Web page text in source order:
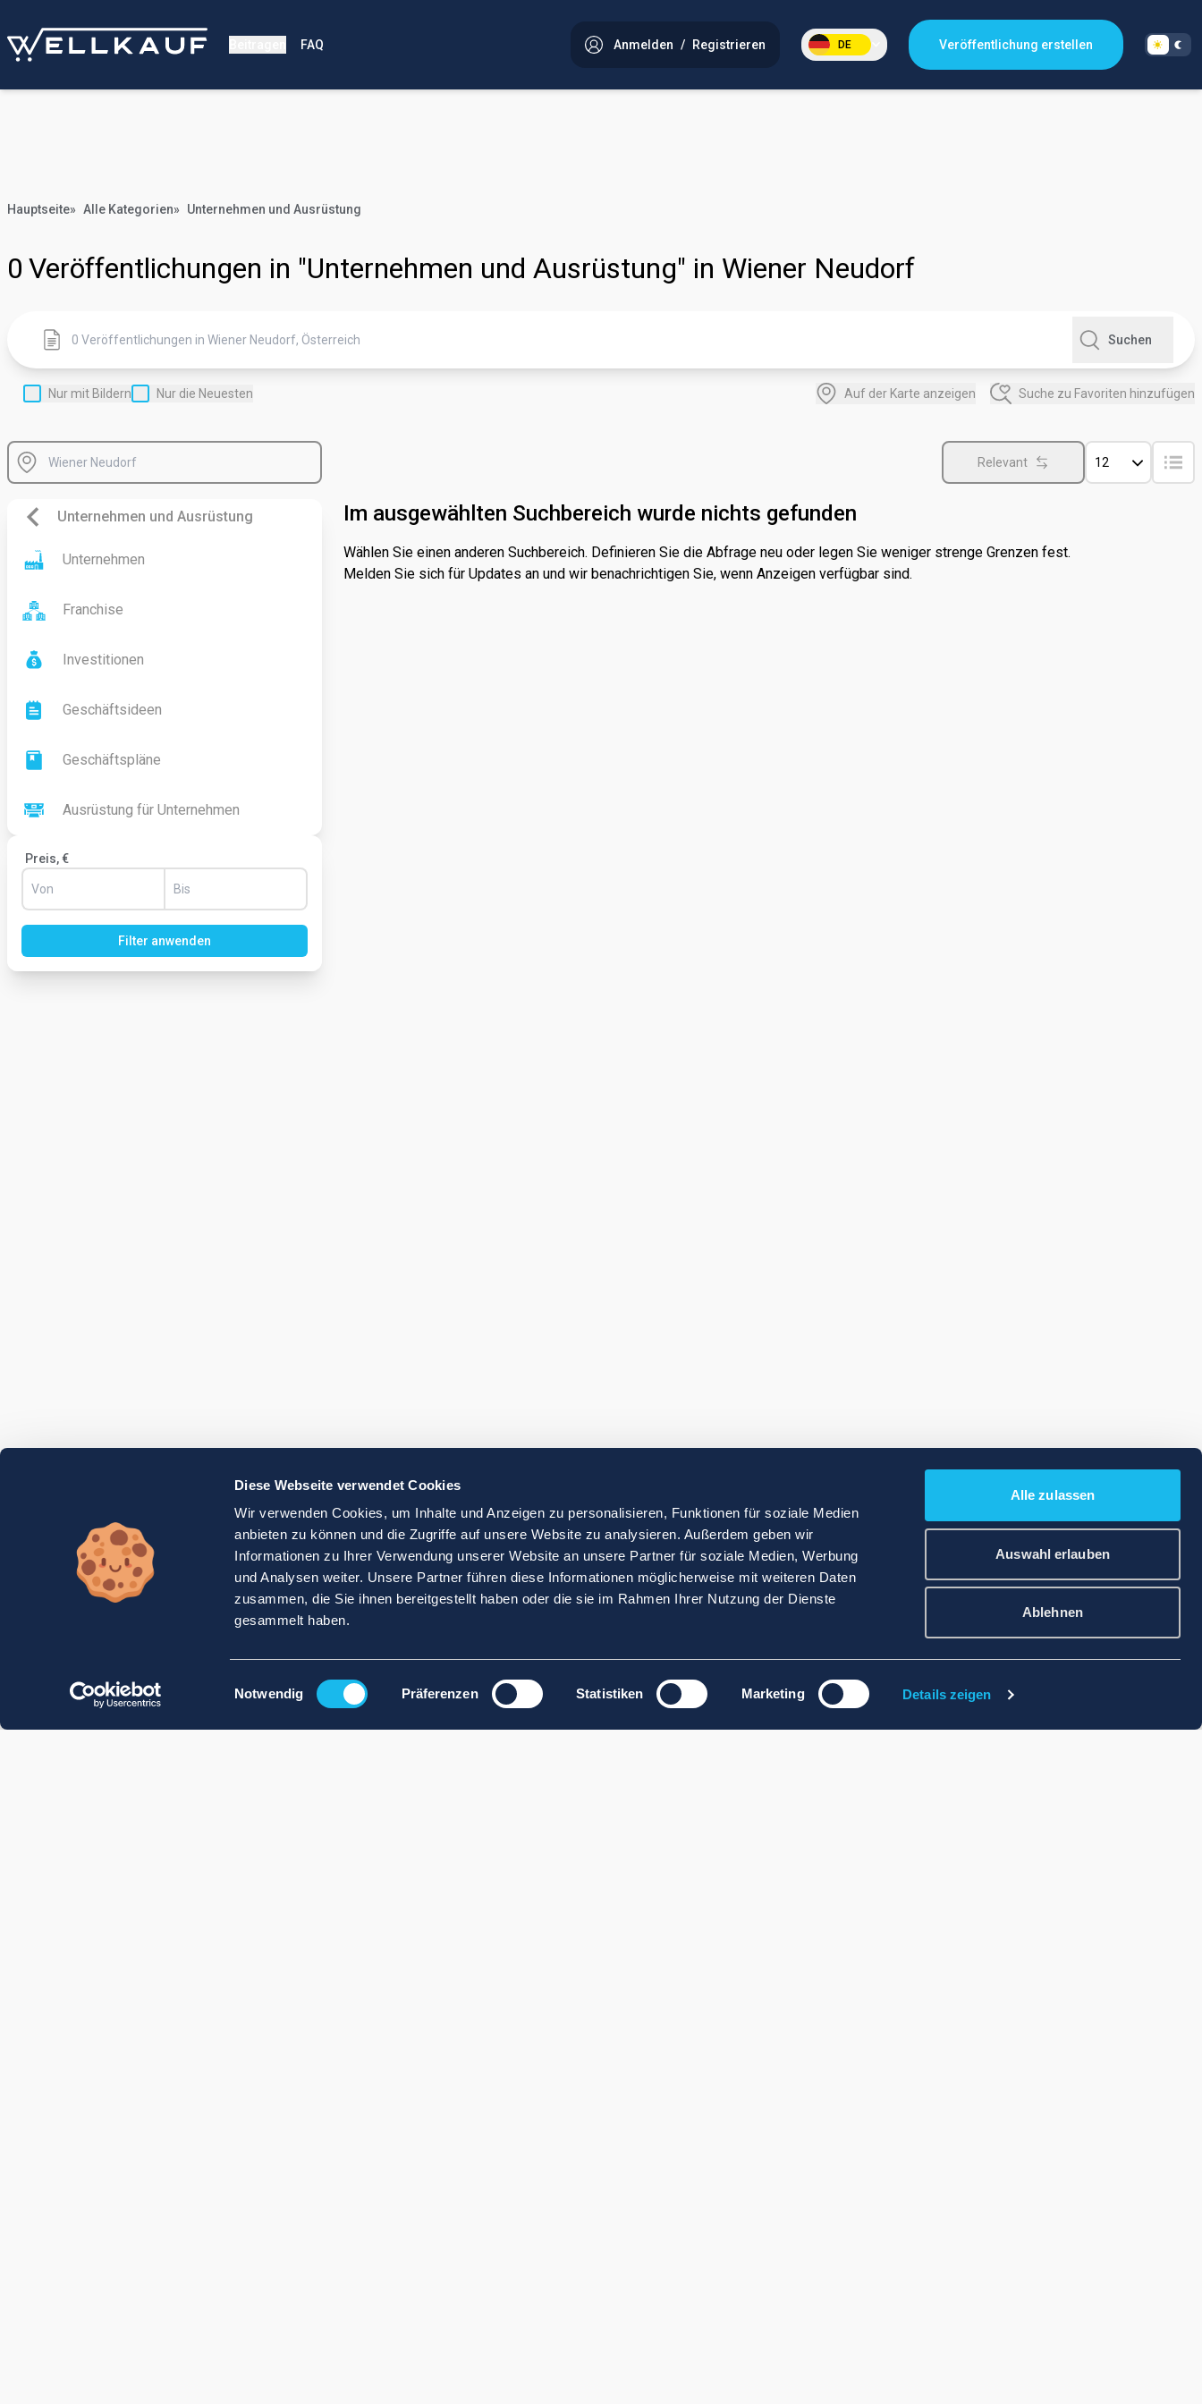
Diese Webseite verwendet Cookies
Wir verwenden Cookies, um Inhalte und Anzeigen zu personalisieren, Funktionen für soziale Medien
anbieten zu können und die Zugriffe auf unsere Website zu analysieren. Außerdem geben wir
Informationen zu Ihrer Verwendung unserer Website an unsere Partner für soziale Medien, Werbung
und Analysen weiter. Unsere Partner führen diese Informationen möglicherweise mit weiteren Daten
zusammen, die Sie ihnen bereitgestellt haben oder die sie im Rahmen Ihrer Nutzung der Dienste
gesammelt haben.
Einwilligungsauswahl
Notwendig Präferenzen Statistiken Marketing Details zeigen
Alle zulassen
Auswahl erlauben
Ablehnen
FAQ Anmelden / Registrieren DE Veröffentlichung erstellen
Hauptseite» Alle Kategorien» Unternehmen und Ausrüstung
0 Veröffentlichungen in "Unternehmen und Ausrüstung" in Wiener Neudorf
Suchen
Nur mit Bildern Nur die Neuesten Auf der Karte anzeigen Suche zu Favoriten hinzufügen
Relevant 12
Unternehmen und Ausrüstung
Unternehmen
Franchise
Investitionen
Geschäftsideen
Geschäftspläne
Ausrüstung für Unternehmen
Preis, €
Filter anwenden
Im ausgewählten Suchbereich wurde nichts gefunden
Wählen Sie einen anderen Suchbereich. Definieren Sie die Abfrage neu oder legen Sie weniger strenge Grenzen fest.
Melden Sie sich für Updates an und wir benachrichtigen Sie, wenn Anzeigen verfügbar sind.